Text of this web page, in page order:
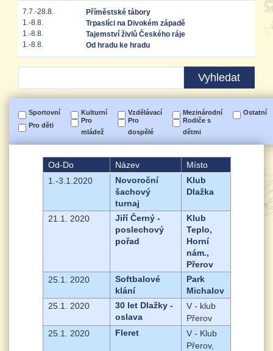
7.7.-28.8.
Příměstské tábory
1.-8.8.
Trpaslíci na Divokém západě
1.-8.8.
Tajemství živlů Českého ráje
1.-8.8.
Od hradu ke hradu
Sportovní Kulturní Vzdělávací Mezinárodní
Ostatní
Pro děti
Pro
mládež
Pro
dospělé
Rodiče s
dětmi
Od-Do Název
Místo
1.-3.1.2020
Novoroční
šachový
turnaj
Klub
Dlažka
21.1. 2020
Jiří Černý -
poslechový
pořad
Klub
Teplo,
Horní
nám.,
Přerov
25.1. 2020
Softbalové
klání
Park
Michalov
25.1. 2020
30 let Dlažky -
oslava
V - klub
Přerov
25.1. 2020
Fleret
V - Klub
Přerov,